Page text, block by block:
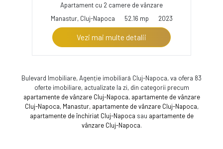
Apartament cu 2 camere de vânzare
Manastur, Cluj-Napoca
52.16 mp 2023
Vezi mai multe detalii
Bulevard Imobiliare, Agenție imobiliară Cluj-Napoca, va ofera 83
oferte imobiliare, actualizate la zi, din categorii precum
apartamente de vânzare Cluj-Napoca, apartamente de vânzare
Cluj-Napoca, Manastur, apartamente de vânzare Cluj-Napoca,
apartamente de închiriat Cluj-Napoca sau apartamente de
vânzare Cluj-Napoca.